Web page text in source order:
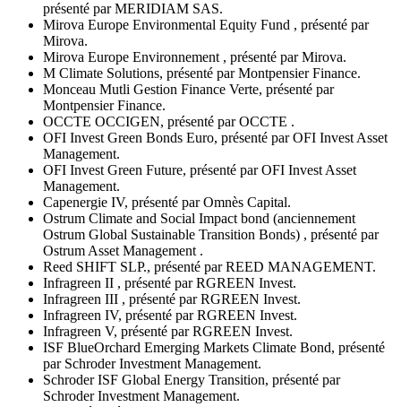
présenté par MERIDIAM SAS.
Mirova Europe Environmental Equity Fund , présenté par
Mirova.
Mirova Europe Environnement , présenté par Mirova.
M Climate Solutions, présenté par Montpensier Finance.
Monceau Mutli Gestion Finance Verte, présenté par
Montpensier Finance.
OCCTE OCCIGEN, présenté par OCCTE .
OFI Invest Green Bonds Euro, présenté par OFI Invest Asset
Management.
OFI Invest Green Future, présenté par OFI Invest Asset
Management.
Capenergie IV, présenté par Omnès Capital.
Ostrum Climate and Social Impact bond (anciennement
Ostrum Global Sustainable Transition Bonds) , présenté par
Ostrum Asset Management .
Reed SHIFT SLP., présenté par REED MANAGEMENT.
Infragreen II , présenté par RGREEN Invest.
Infragreen III , présenté par RGREEN Invest.
Infragreen IV, présenté par RGREEN Invest.
Infragreen V, présenté par RGREEN Invest.
ISF BlueOrchard Emerging Markets Climate Bond, présenté
par Schroder Investment Management.
Schroder ISF Global Energy Transition, présenté par
Schroder Investment Management.